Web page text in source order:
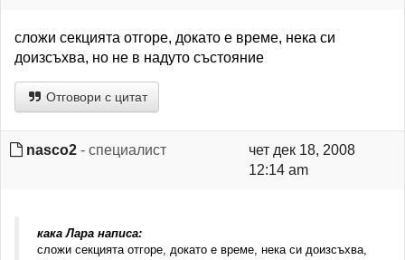
сложи секцията отгоре, докато е време, нека си
доизсъхва, но не в надуто състояние
Отговори с цитат
nasco2 - специалист
чет дек 18, 2008
12:14 am
кака Лара написа:
сложи секцията отгоре, докато е време, нека си доизсъхва,